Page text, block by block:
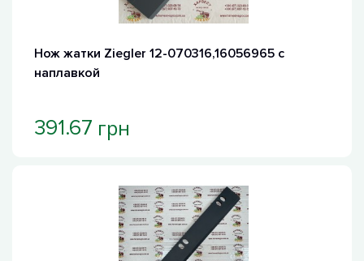
Нож жатки Ziegler 12-070316,16056965 с
наплавкой
391.67 грн